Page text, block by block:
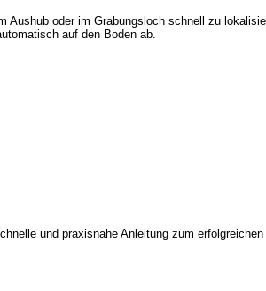
oder im Grabungsloch schnell zu
auf den Boden ab.
und praxisnahe Anleitung zum erfolgreichen